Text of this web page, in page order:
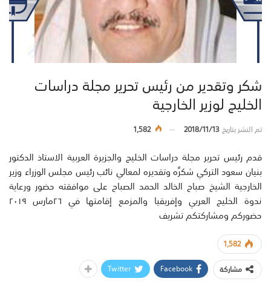
شكر وتقدير من رئيس تحرير مجلة دراسات
الخليج لوزير الخارجية
تم النشر بتاريخ2018/11/13
1,582
قدم رئيس تحرير مجلة دراسات الخليج والجزيرة العربية الاستاذ الدكتور
بنيان سعود التركي شكرًه وتقديره لمعالي نائب رئيس مجلس الوزراء وزير
الخارجية الشيخ صباح الخالد الحمد الصباح على موافقته حضور ورعاية
ندوة الخليج العربي وإفريقيا والمزمع إقامتها في ٢٦مارس ٢٠١٩
حضوركم ومشاركتكم تشريف
1,582
مشاركة
Facebook
Twitter